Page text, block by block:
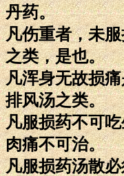
丹药。
凡伤重者，未
之类，是也。
凡浑身无故损
排风汤之类。
凡服损药不可
肉痛不可治。
凡服损药汤散